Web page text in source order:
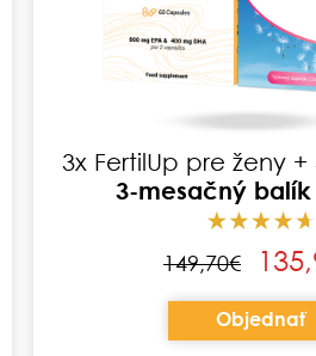
FertilUp pre mužov
1-mesačný balík
49,90€
Objednať